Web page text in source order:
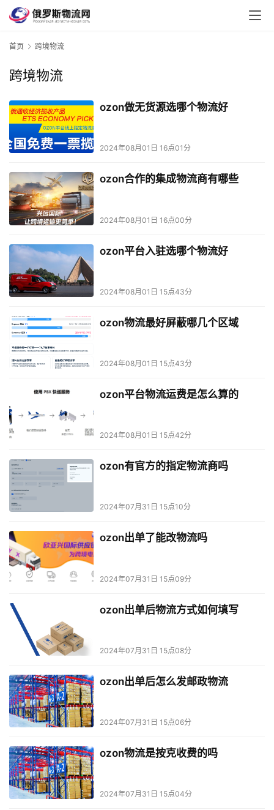
首页 跨境物流
跨境物流
ozon做无货源选哪个物流好
2024年08月01日 16点01分
ozon合作的集成物流商有哪些
2024年08月01日 16点00分
ozon平台入驻选哪个物流好
2024年08月01日 15点43分
ozon物流最好屏蔽哪几个区域
2024年08月01日 15点43分
ozon平台物流运费是怎么算的
2024年08月01日 15点42分
ozon有官方的指定物流商吗
2024年07月31日 15点10分
ozon出单了能改物流吗
2024年07月31日 15点09分
ozon出单后物流方式如何填写
2024年07月31日 15点08分
ozon出单后怎么发邮政物流
2024年07月31日 15点06分
ozon物流是按克收费的吗
2024年07月31日 15点04分